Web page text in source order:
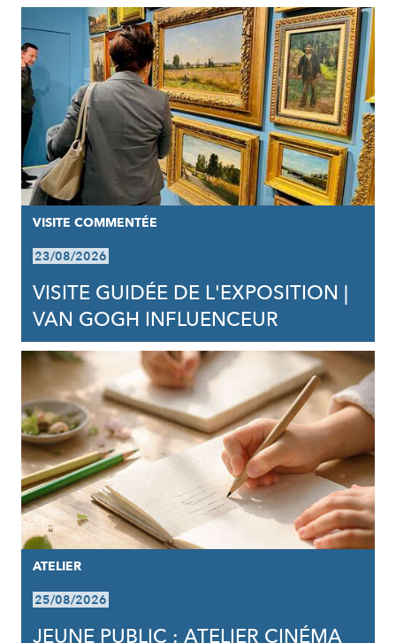
VISITE COMMENTÉE
23/08/2026
VISITE GUIDÉE DE L'EXPOSITION |
VAN GOGH INFLUENCEUR
ATELIER
25/08/2026
JEUNE PUBLIC : ATELIER CINÉMA